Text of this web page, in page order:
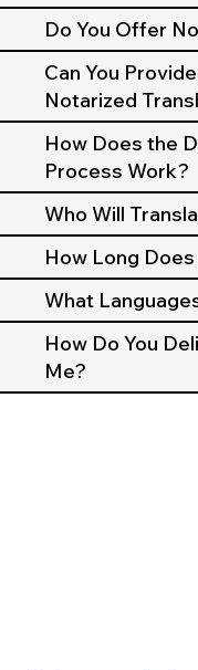
Do You Offer
Can You
Notarized
How Does the
Process Work?
Who Will
How Long
What
How Do You
Me?